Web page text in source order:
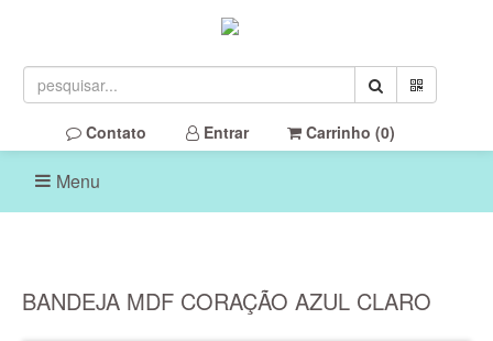
Contato Entrar Carrinho (0)
Menu
BANDEJA MDF CORAÇÃO AZUL CLARO